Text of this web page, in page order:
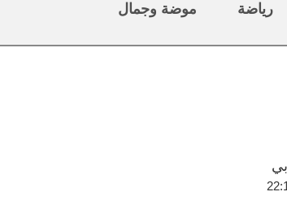
رياضة موضة وجمال